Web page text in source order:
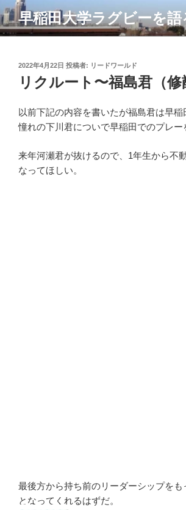
コ
ン
テ
早稲田大学ラグビーを語
投
稿
日:
2022年4月22日 投稿者: リードワールド
リクルート〜福島君（
以前下記の内容を書いたが福島君は早稲
憧れの下川君についで早稲田でのプレー
来年河瀬君が抜けるので、1年生から不
なってほしい。
最後方から持ち前のリーダーシップを
となってくれるはずだ。